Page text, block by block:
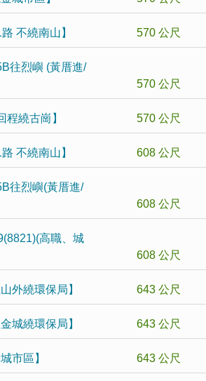
不繞南山】 570 公尺
往烈嶼 (黃厝進/
570 公尺
程繞古崗】 570 公尺
不繞南山】 608 公尺
往烈嶼(黃厝進/
608 公尺
高職、城
608 公尺
外繞環保局】 643 公尺
城繞環保局】 643 公尺
市區】 643 公尺